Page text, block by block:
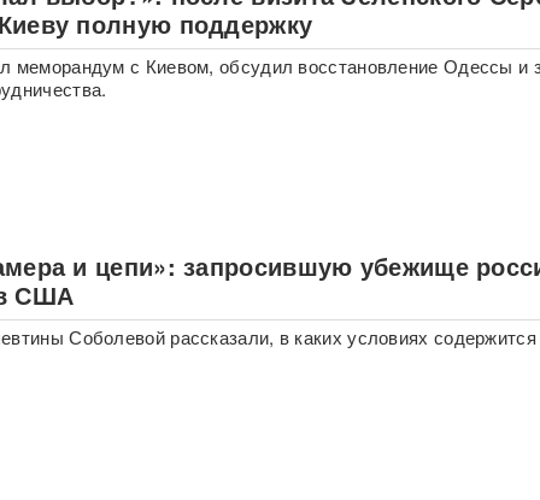
полную поддержку
меморандум с Киевом, обсудил восстановление Одессы и
и цепи»: запросившую убежище
США
Соболевой рассказали, в каких условиях содержится